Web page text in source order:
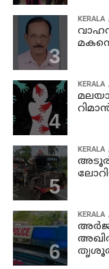
KERALA
KERALA
KERALA
KERALA